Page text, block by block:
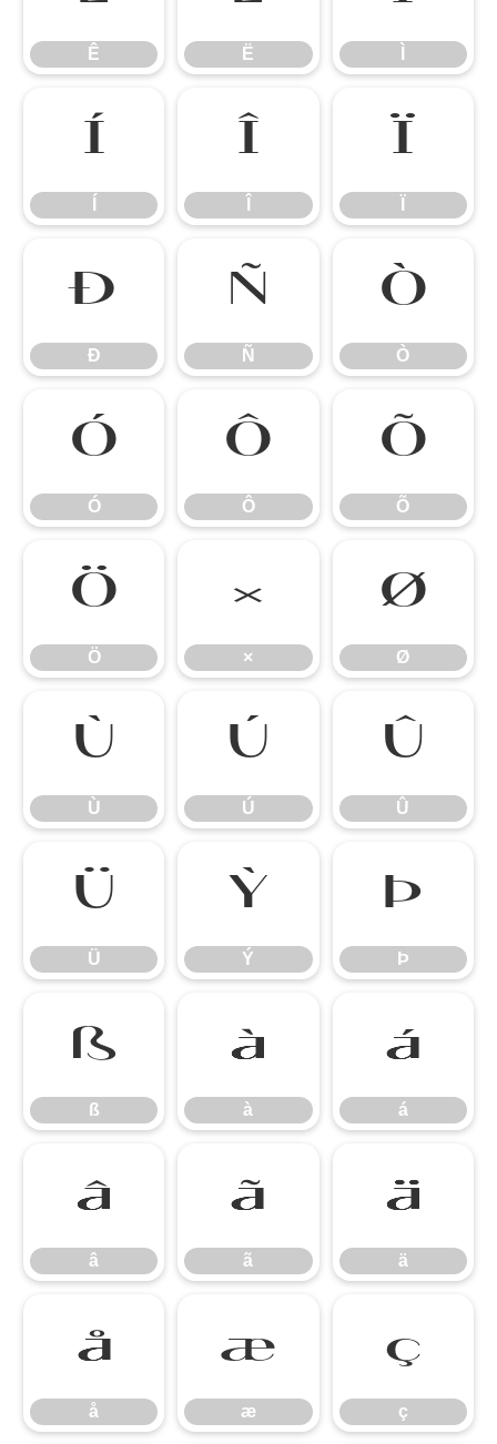
Ê Ë
Í Î Ï
Ð
Ð
Ñ
Ñ
Ò
Ò
Ó
Ó
Ô
Ô
Õ
Õ
Ö
Ö
×
×
Ø
Ø
Ù
Ù
Ú
Ú
Û
Û
Ü
Ü
Ý
Ý
Þ
Þ
ß
ß
à
à
á
á
â
â
ã
ã
ä
ä
å
å
æ
æ
ç
ç